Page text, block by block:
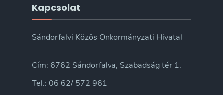
Kapcsolat
Sándorfalvi Közös Önkormányzati Hivatal
Cím: 6762 Sándorfalva, Szabadság tér 1.
Tel.: 06 62/ 572 961